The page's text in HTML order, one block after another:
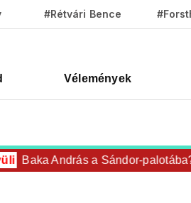
#Rétvári Bence
Vélemények
Baka András a Sándor-palotába?